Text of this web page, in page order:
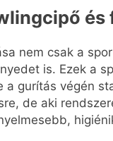
nem csak a
is. Ezek a
a gurítás végén
de aki